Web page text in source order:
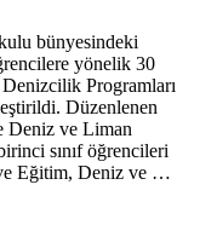
bünyesindeki
yönelik 30
Programları
Düzenlenen
Deniz ve Liman
sınıf öğrencileri
Eğitim, Deniz ve …